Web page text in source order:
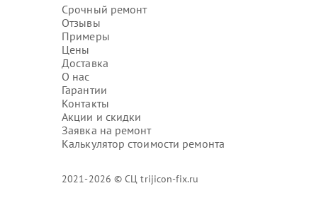
Срочный ремонт
Отзывы
Примеры
Цены
Доставка
О нас
Гарантии
Контакты
Акции и скидки
Заявка на ремонт
Калькулятор стоимости ремонта
2021-2026 © СЦ trijicon-fix.ru